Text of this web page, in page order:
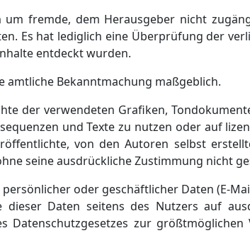
fremde, dem Herausgeber nicht
Es hat lediglich eine Überprüfung der
entdeckt wurden.
amtliche Bekanntmachung maßgeblich.
der verwendeten Grafiken,
und Texte zu nutzen oder auf
von den Autoren selbst
seine ausdrückliche Zustimmung nicht
oder geschäftlicher Daten (E-
Daten seitens des Nutzers auf
Datenschutzgesetzes zur